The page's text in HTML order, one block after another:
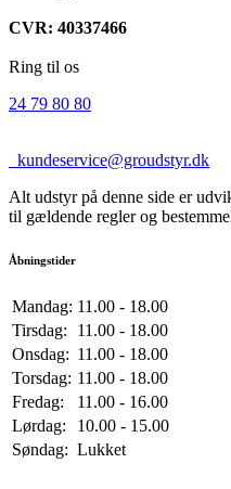
CVR: 40337466
Ring til os
24 79 80 80
kundeservice@groudstyr.dk
Alt udstyr på denne side er
til gældende regler og
Åbningstider
Mandag: 11.00 - 18.00
Tirsdag:
11.00 - 18.00
Onsdag: 11.00 - 18.00
Torsdag: 11.00 - 18.00
Fredag:
11.00 - 16.00
Lørdag:
10.00 - 15.00
Søndag: Lukket